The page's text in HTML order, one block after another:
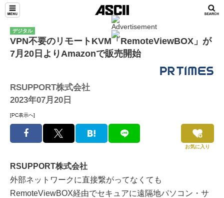
デジタル
VPN不要のリモートKVM「RemoteViewBOX」が
7月20日よりAmazonで販売開始
RSUPPORT株式会社
2023年07月20日
[PC表示へ]
お気に入り
RSUPPORT株式会社
外部ネットワークに直接繋がってなくても
RemoteViewBOX経由でセキュアに遠隔地パソコン・サ